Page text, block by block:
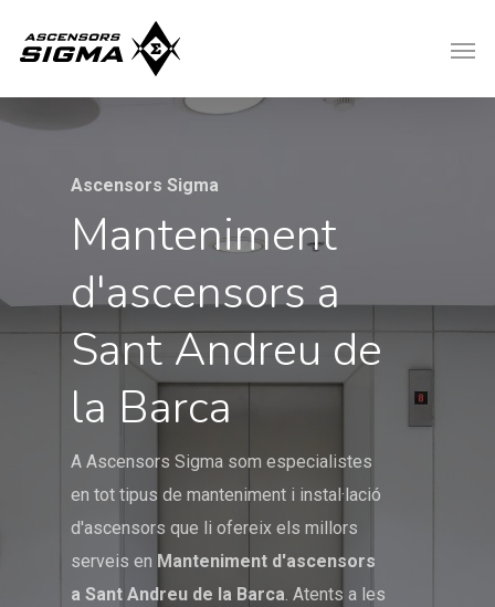
Ascensors Sigma
Manteniment
d'ascensors a
Sant Andreu de
la Barca
A Ascensors Sigma som especialistes
en tot tipus de manteniment i instal·lació
d'ascensors que li ofereix els millors
serveis en Manteniment d'ascensors
a Sant Andreu de la Barca. Atents a les